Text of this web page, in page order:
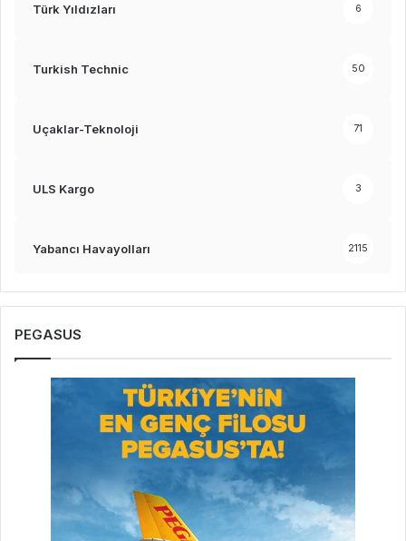
Türk Yıldızları 6
Turkish Technic 50
Uçaklar-Teknoloji 71
ULS Kargo 3
Yabancı Havayolları 2115
PEGASUS